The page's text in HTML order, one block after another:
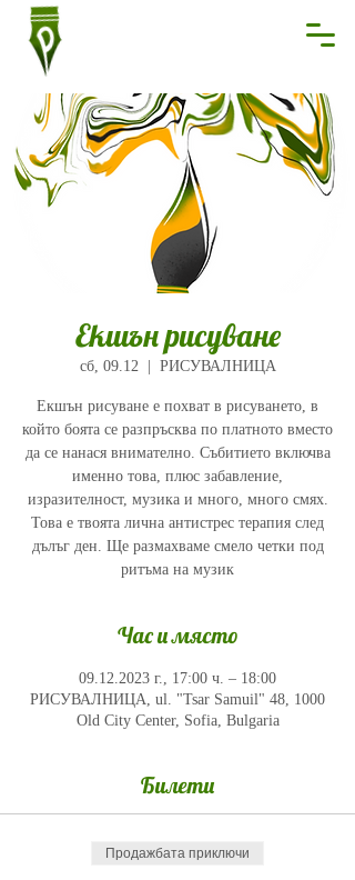
Екшън рисуване
сб, 09.12
  |
РИСУВАЛНИЦА
Екшън рисуване е похват в рисуването, в
който боята се разпръсква по платното вместо
да се нанася внимателно. Събитието включва
именно това, плюс забавление,
изразителност, музика и много, много смях.
Това е твоята лична антистрес терапия след
дълъг ден. Ще размахваме смело четки под
ритъма на музик
Час и място
09.12.2023 г., 17:00 ч. – 18:00
РИСУВАЛНИЦА, ul. "Tsar Samuil" 48, 1000
Old City Center, Sofia, Bulgaria
Билети
Продажбата приключи